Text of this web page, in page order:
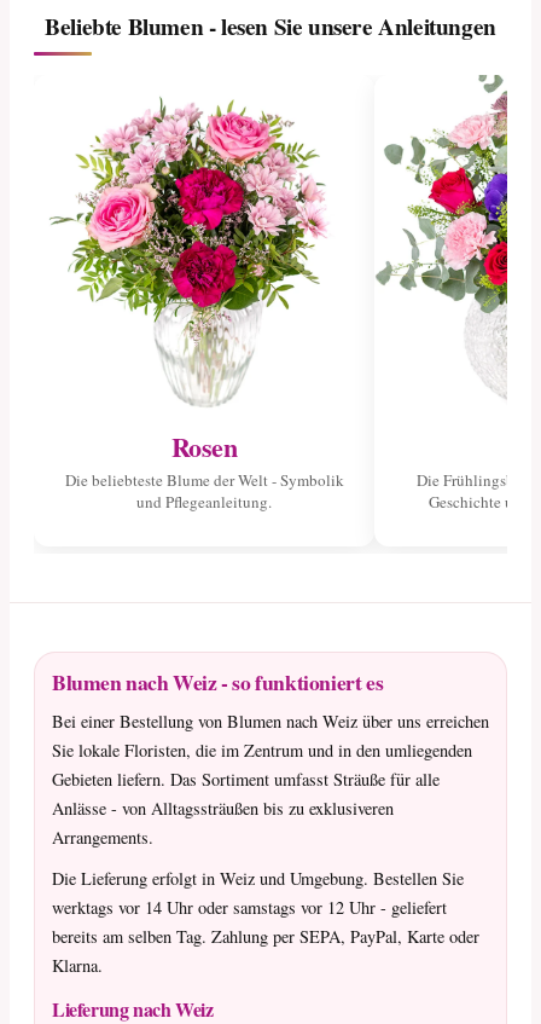
Beliebte Blumen - lesen Sie unsere Anleitungen
Rosen
Die beliebteste Blume der Welt - Symbolik
und Pflegeanleitung.
Die
Geschichte und
Blumen nach Weiz - so funktioniert es
Bei einer Bestellung von Blumen nach Weiz über uns erreichen
Sie lokale Floristen, die im Zentrum und in den umliegenden
Gebieten liefern. Das Sortiment umfasst Sträuße für alle
Anlässe - von Alltagssträußen bis zu exklusiveren
Arrangements.
Die Lieferung erfolgt in Weiz und Umgebung. Bestellen Sie
werktags vor 14 Uhr oder samstags vor 12 Uhr - geliefert
bereits am selben Tag. Zahlung per SEPA, PayPal, Karte oder
Klarna.
Lieferung nach Weiz